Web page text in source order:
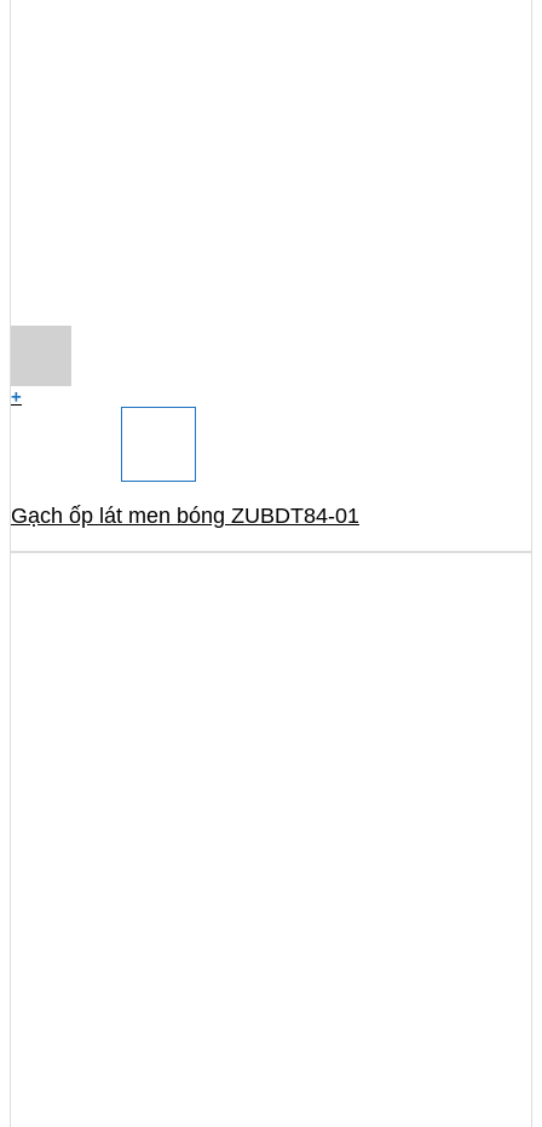
+
Gạch ốp lát men bóng ZUBDT84-01